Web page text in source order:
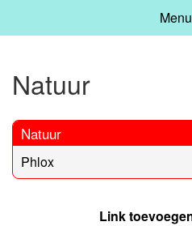
Natuur
Natuur
Phlox
Link